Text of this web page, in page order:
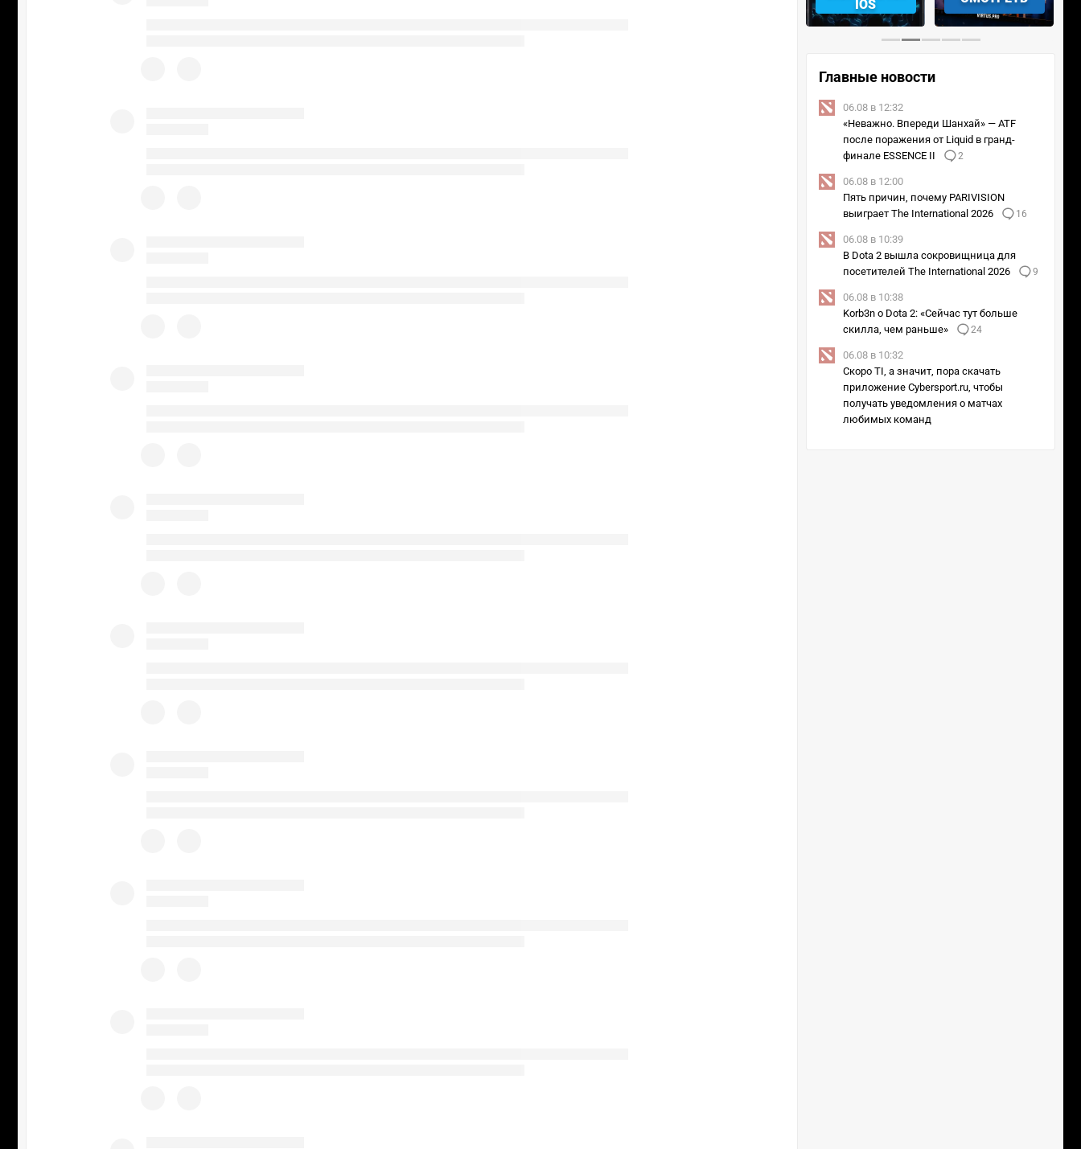
Главные новости
06.08 в 12:32
«Неважно. Впереди Шанхай» — ATF
после поражения от Liquid в гранд-
финале ESSENCE II
2
06.08 в 12:00
Пять причин, почему PARIVISION
выиграет The International 2026
16
06.08 в 10:39
В Dota 2 вышла сокровищница для
посетителей The International 2026
9
06.08 в 10:38
Korb3n о Dota 2: «Сейчас тут больше
скилла, чем раньше»
24
06.08 в 10:32
Скоро TI, а значит, пора скачать
приложение Cybersport.ru, чтобы
получать уведомления о матчах
любимых команд